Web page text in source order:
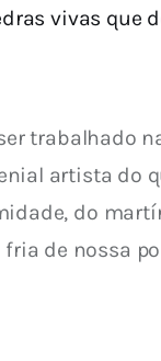
vivas que
trabalhado
artista do
do
de nossa